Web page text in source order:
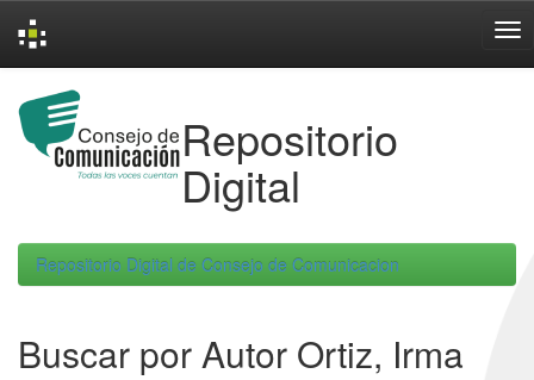
navigation
Repositorio
Digital
Repositorio Digital de Consejo de Comunicacion
Buscar por Autor Ortiz, Irma